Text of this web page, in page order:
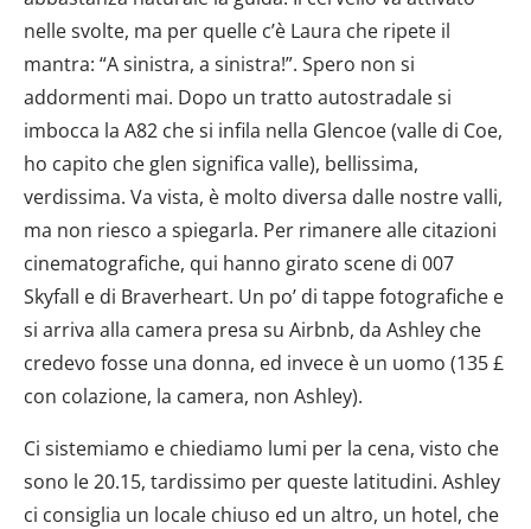
nelle svolte, ma per quelle c’è Laura che ripete il
mantra: “A sinistra, a sinistra!”. Spero non si
addormenti mai. Dopo un tratto autostradale si
imbocca la A82 che si infila nella Glencoe (valle di Coe,
ho capito che glen significa valle), bellissima,
verdissima. Va vista, è molto diversa dalle nostre valli,
ma non riesco a spiegarla. Per rimanere alle citazioni
cinematografiche, qui hanno girato scene di 007
Skyfall e di Braverheart. Un po’ di tappe fotografiche e
si arriva alla camera presa su Airbnb, da Ashley che
credevo fosse una donna, ed invece è un uomo (135 £
con colazione, la camera, non Ashley).
Ci sistemiamo e chiediamo lumi per la cena, visto che
sono le 20.15, tardissimo per queste latitudini. Ashley
ci consiglia un locale chiuso ed un altro, un hotel, che